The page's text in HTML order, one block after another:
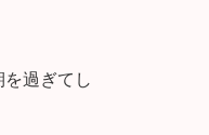
過ぎてし